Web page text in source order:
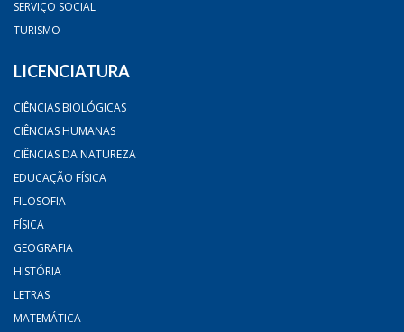
SERVIÇO SOCIAL
TURISMO
LICENCIATURA
CIÊNCIAS BIOLÓGICAS
CIÊNCIAS HUMANAS
CIÊNCIAS DA NATUREZA
EDUCAÇÃO FÍSICA
FILOSOFIA
FÍSICA
GEOGRAFIA
HISTÓRIA
LETRAS
MATEMÁTICA